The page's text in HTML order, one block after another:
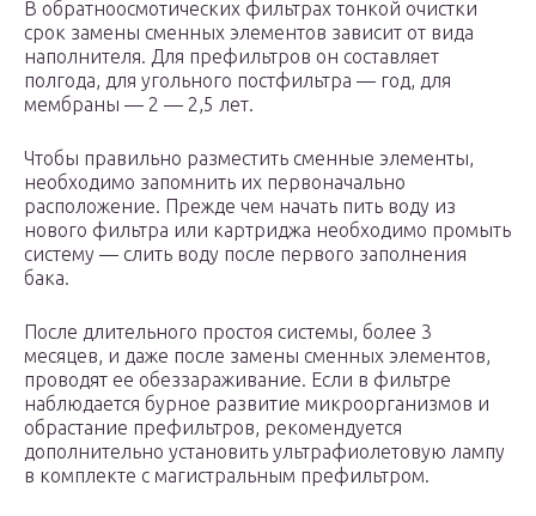
В обратноосмотических фильтрах тонкой очистки
срок замены сменных элементов зависит от вида
наполнителя. Для префильтров он составляет
полгода, для угольного постфильтра — год, для
мембраны — 2 — 2,5 лет.
Чтобы правильно разместить сменные элементы,
необходимо запомнить их первоначально
расположение. Прежде чем начать пить воду из
нового фильтра или картриджа необходимо промыть
систему — слить воду после первого заполнения
бака.
После длительного простоя системы, более 3
месяцев, и даже после замены сменных элементов,
проводят ее обеззараживание. Если в фильтре
наблюдается бурное развитие микроорганизмов и
обрастание префильтров, рекомендуется
дополнительно установить ультрафиолетовую лампу
в комплекте с магистральным префильтром.